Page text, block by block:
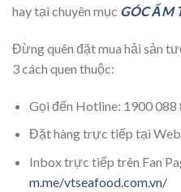
hay tại chuyên mục GÓC ẨM
Đừng quên đặt mua hải sản
3 cách quen thuộc:
Gọi đến Hotline: 1900 088
Đặt hàng trực tiếp tại
Inbox trực tiếp trên Fan
m.me/vtseafood.com.vn/